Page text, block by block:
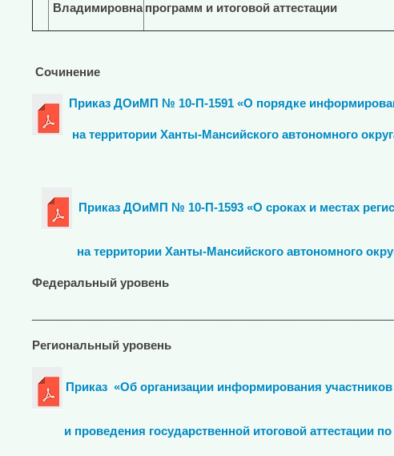
Владимировна программ и итоговой аттестации
Сочинение
Приказ ДОиМП № 10-П-1591 «О порядке
на территории Ханты-Мансийского автономного
Приказ ДОиМП № 10-П-1593 «О сроках и местах
на территории Ханты-Мансийского автономного
Федеральный уровень
Региональный уровень
Приказ «Об организации информирования
и проведения государственной итоговой аттестации